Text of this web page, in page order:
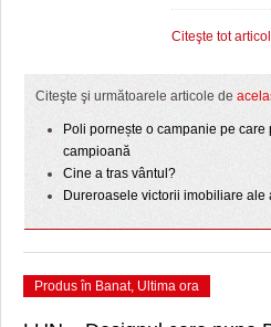
Citeşte tot
Citeşte şi următoarele articole de
Poli pornește o campanie pe
campioană
Cine a tras vântul?
Dureroasele victorii imobiliare ale
Produs în Banat, Ultima ora